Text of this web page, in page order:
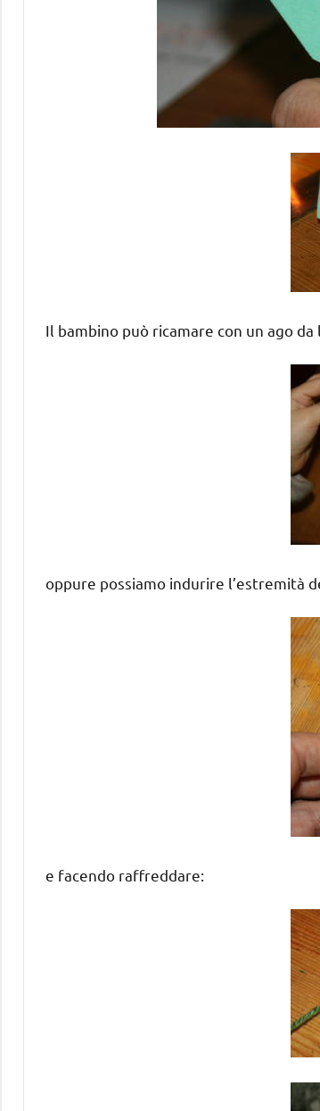
Il bambino può ricamare con un ago da
oppure possiamo indurire l’estremità
e facendo raffreddare: